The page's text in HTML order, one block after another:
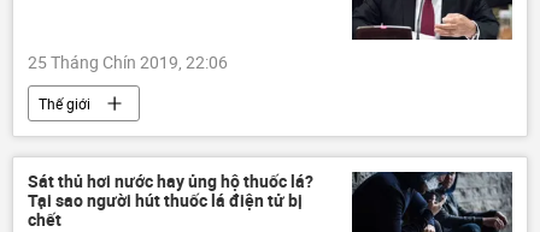
25 Tháng Chín 2019, 22:06
Thế giới
Sát thủ hơi nước hay ủng hộ thuốc lá?
Tại sao người hút thuốc lá điện tử bị
chết